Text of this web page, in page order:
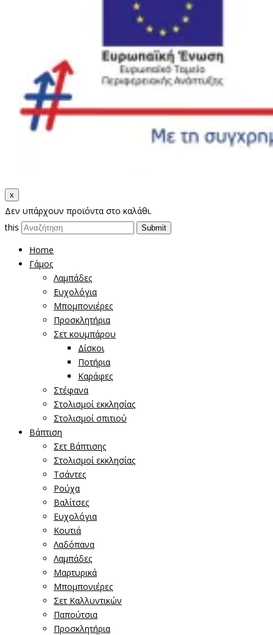
x
Δεν υπάρχουν προϊόντα στο καλάθι.
this
Home
Γάμος
Λαμπάδες
Ευχολόγια
Μπομπονιέρες
Προσκλητήρια
Σετ κουμπάρου
Δίσκοι
Ποτήρια
Καράφες
Στέφανα
Στολισμοί εκκλησίας
Στολισμοί σπιτιού
Βάπτιση
Σετ Βάπτισης
Στολισμοί εκκλησίας
Τσάντες
Ρούχα
Βαλίτσες
Ευχολόγια
Κουτιά
Λαδόπανα
Λαμπάδες
Μαρτυρικά
Μπομπονιέρες
Σετ Καλλυντικών
Παπούτσια
Προσκλητήρια